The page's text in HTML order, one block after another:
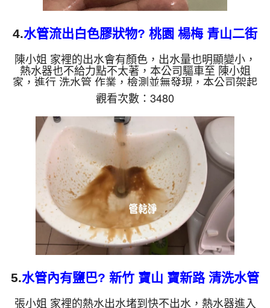
4.水管流出白色膠狀物? 桃園 楊梅 青山二街
洗水管
陳小姐 家裡的出水會有顏色，出水量也明顯變小，
熱水器也不給力點不太著，本公司驅車至 陳小姐
家，進行 洗水管 作業，檢測並無發現，本公司架起
高周波水管清洗機，灌入 檸檬酸 至管路裡面，等了
約15分，開啟 水管清洗機 ，啟動 螺旋波 模式，一洗
水管就噴出白色膠狀物，沒多久流出鐵鏽水，越洗就
越髒，還掉出一堆鐵鏽，如下圖片影片，兩個多小時
後，水管洗乾淨水量也恢復了!! 如是自來水，如水管
老化，會產生鐵鏽跟泥沙堆積，洗出來的水就會是咖
啡色，地下水含有氧化錳，管壁上會結成黑色管垢，
洗出來的水會跟石...
觀看次數：3480
5.水管內有鹽巴? 新竹 寶山 寶新路 清洗水管
張小姐 家裡的熱水出水堵到快不出水，熱水器進入